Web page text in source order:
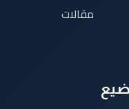
مقالات